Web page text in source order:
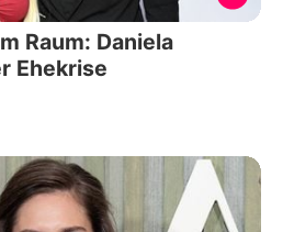
Raum: Daniela
Ehekrise